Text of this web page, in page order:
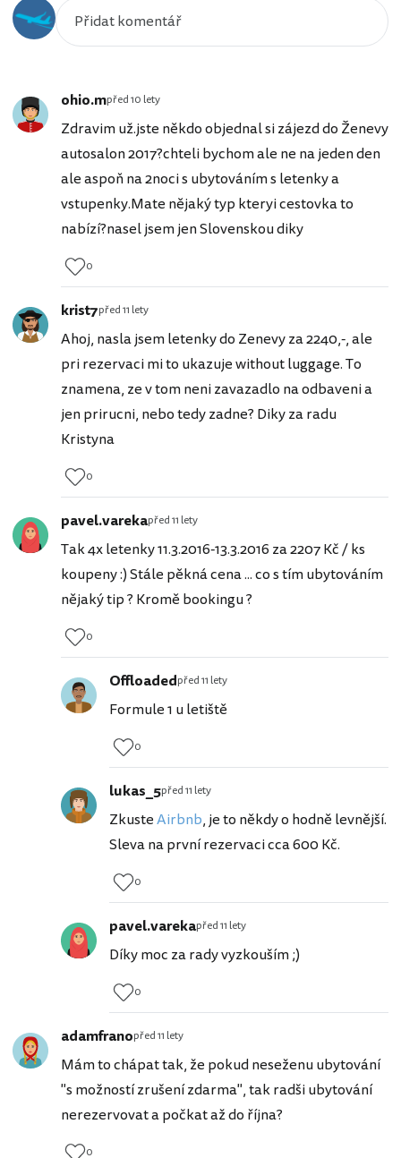
ohio.mpřed 10 lety
Zdravim už.jste někdo objednal si zájezd do Ženevy
autosalon 2017?chteli bychom ale ne na jeden den
ale aspoň na 2noci s ubytováním s letenky a
vstupenky.Mate nějaký typ kteryi cestovka to
nabízí?nasel jsem jen Slovenskou diky
0
krist7před 11 lety
Ahoj, nasla jsem letenky do Zenevy za 2240,-, ale
pri rezervaci mi to ukazuje without luggage. To
znamena, ze v tom neni zavazadlo na odbaveni a
jen prirucni, nebo tedy zadne? Diky za radu
Kristyna
0
pavel.varekapřed 11 lety
Tak 4x letenky 11.3.2016-13.3.2016 za 2207 Kč / ks
koupeny :) Stále pěkná cena ... co s tím ubytováním
nějaký tip ? Kromě bookingu ?
0
Offloadedpřed 11 lety
Formule 1 u letiště
0
lukas_5před 11 lety
ZkusteAirbnb, je to někdy o hodně levnější.
Sleva na první rezervaci cca 600 Kč.
0
pavel.varekapřed 11 lety
Díky moc za rady vyzkouším ;)
0
adamfranopřed 11 lety
Mám to chápat tak, že pokud neseženu ubytování
"s možností zrušení zdarma", tak radši ubytování
nerezervovat a počkat až do října?
0